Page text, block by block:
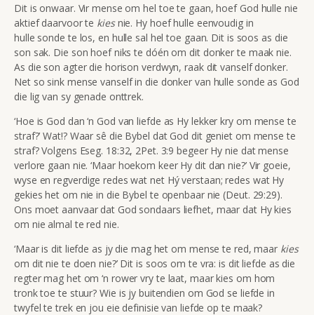
Dit is onwaar. Vir mense om hel toe te gaan, hoef God hulle nie
aktief daarvoor te kies nie. Hy hoef hulle eenvoudig in
hulle sonde te los, en hulle sal hel toe gaan. Dit is soos as die
son sak. Die son hoef niks te dóén om dit donker te maak nie.
As die son agter die horison verdwyn, raak dit vanself donker.
Net so sink mense vanself in die donker van hulle sonde as God
die lig van sy genade onttrek.
‘Hoe is God dan ‘n God van liefde as Hy lekker kry om mense te
straf?’ Wat!? Waar sê die Bybel dat God dit geniet om mense te
straf? Volgens Eseg. 18:32, 2Pet. 3:9 begeer Hy nie dat mense
verlore gaan nie. ‘Maar hoekom keer Hy dit dan nie?’ Vir goeie,
wyse en regverdige redes wat net Hý verstaan; redes wat Hy
gekies het om nie in die Bybel te openbaar nie (Deut. 29:29).
Ons moet aanvaar dat God sondaars liefhet, maar dat Hy kies
om nie almal te red nie.
‘Maar is dit liefde as jy die mag het om mense te red, maar kies
om dit nie te doen nie?’ Dit is soos om te vra: is dit liefde as die
regter mag het om ‘n rower vry te laat, maar kies om hom
tronk toe te stuur? Wie is jy buitendien om God se liefde in
twyfel te trek en jou eie definisie van liefde op te maak?